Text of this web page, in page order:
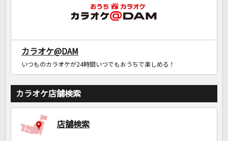
カラオケ@DAM
いつものカラオケが24時間いつでもおうちで楽しめる！
カラオケ店舗検索
店舗検索